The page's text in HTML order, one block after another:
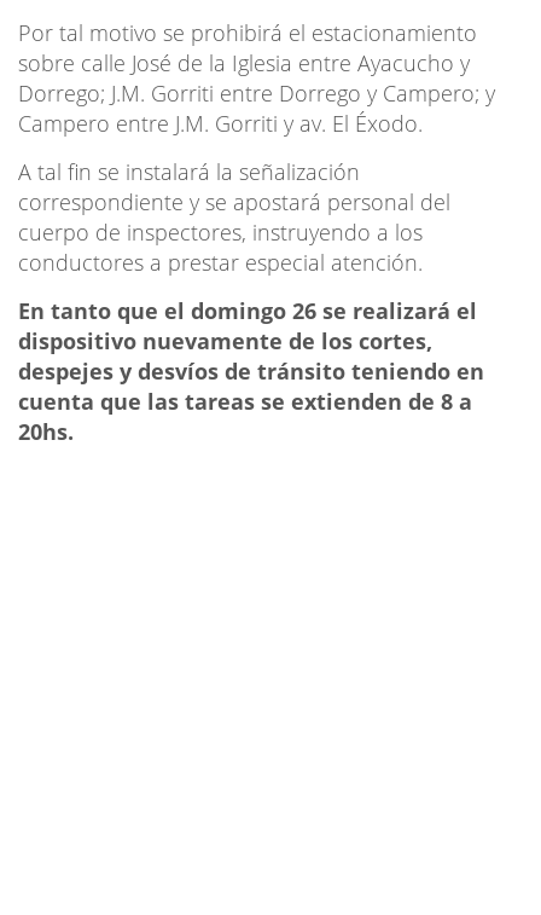
Por tal motivo se prohibirá el estacionamiento
sobre calle José de la Iglesia entre Ayacucho y
Dorrego; J.M. Gorriti entre Dorrego y Campero; y
Campero entre J.M. Gorriti y av. El Éxodo.
A tal fin se instalará la señalización
correspondiente y se apostará personal del
cuerpo de inspectores, instruyendo a los
conductores a prestar especial atención.
En tanto que el domingo 26 se realizará el
dispositivo nuevamente de los cortes,
despejes y desvíos de tránsito teniendo en
cuenta que las tareas se extienden de 8 a
20hs.